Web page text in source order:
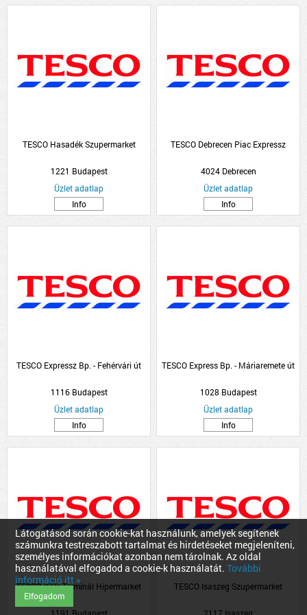
Látogatásod során cookie-kat használunk, amelyek segítenek
számunkra testreszabott tartalmat és hirdetéseket megjeleníteni,
személyes információkat azonban nem tárolnak. Az oldal
használatával elfogadod a cookie-k használatát. További
információ itt »
Elfogadom
TESCO Hasadék Szupermarket
1221 Budapest
Üzlet adatlap
Info
TESCO Debrecen Piac Expressz
4024 Debrecen
Üzlet adatlap
Info
TESCO Expressz Bp. - Fehérvári út
1116 Budapest
Üzlet adatlap
Info
TESCO Express Bp. - Máriaremete út
1028 Budapest
Üzlet adatlap
Info
TESCO Köki Terminál Hipermarket TESCO Isaszeg Szupermarket